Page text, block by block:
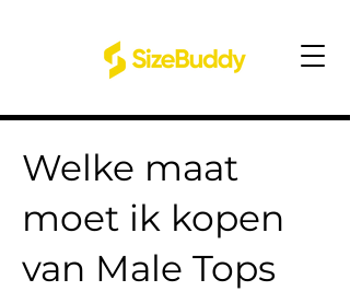
Welke maat
moet ik kopen
van Male Tops